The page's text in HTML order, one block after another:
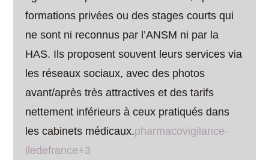
formations privées ou des stages courts qui
ne sont ni reconnus par l’ANSM ni par la
HAS. Ils proposent souvent leurs services via
les réseaux sociaux, avec des photos
avant/après très attractives et des tarifs
nettement inférieurs à ceux pratiqués dans
les cabinets médicaux.pharmacovigilance-
iledefrance+3